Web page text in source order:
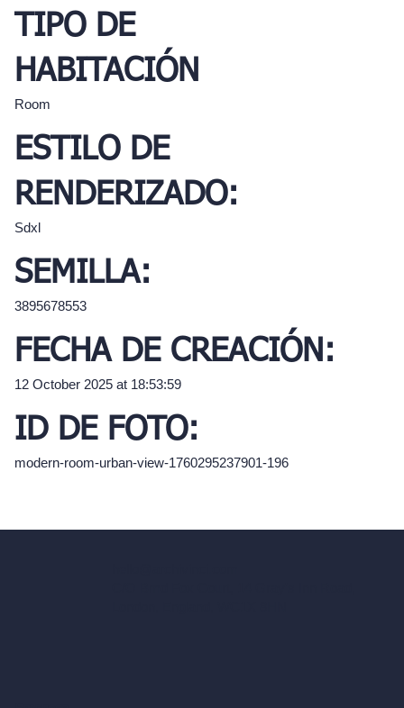
TIPO DE
HABITACIÓN
Room
ESTILO DE
RENDERIZADO:
Sdxl
SEMILLA:
3895678553
FECHA DE CREACIÓN:
12 October 2025 at 18:53:59
ID DE FOTO:
modern-room-urban-view-1760295237901-196